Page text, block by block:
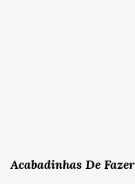
Acabadinhas De Fazer